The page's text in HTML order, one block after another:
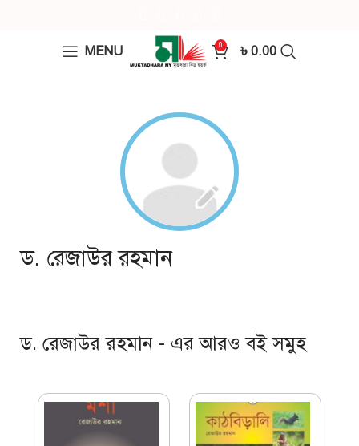
MENU 0 ৳ 0.00
ড. রেজাউর রহমান
ড. রেজাউর রহমান - এর আরও বই সমুহ